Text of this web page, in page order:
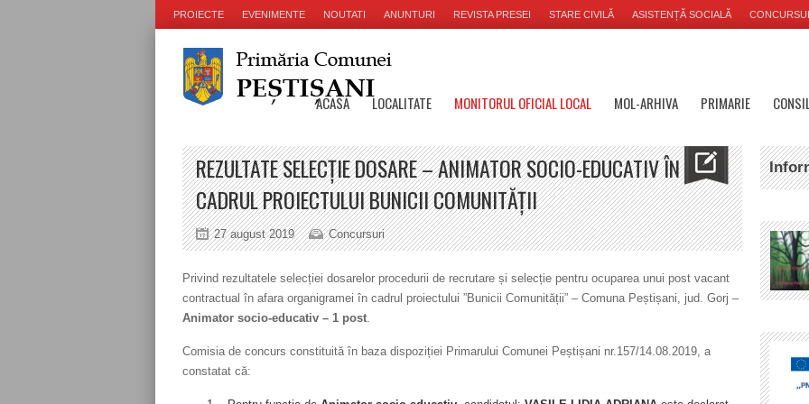
PROIECTE EVENIMENTE NOUTATI ANUNTURI REVISTA PRESEI STARE CIVILĂ ASISTENȚĂ SOCIALĂ
ACASA LOCALITATE MONITORUL OFICIAL LOCAL MOL-ARHIVA PRIMARIE
REZULTATE SELECȚIE DOSARE – ANIMATOR SOCIO-EDUCATIV ÎN
CADRUL PROIECTULUI BUNICII COMUNITĂȚII
27 august 2019 Concursuri
Privind rezultatele selecției dosarelor procedurii de recrutare și selecție pentru ocuparea unui post vacant
contractual în afara organigramei în cadrul proiectului ”Bunicii Comunității” – Comuna Peștișani, jud. Gorj –
Animator socio-educativ – 1 post.
Comisia de concurs constituită în baza dispoziției Primarului Comunei Peștișani nr.157/14.08.2019, a
constatat că: